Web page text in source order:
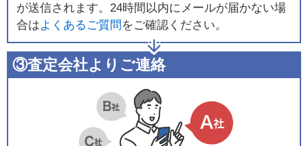
が送信されます。24時間以内にメールが届かない場
合はよくあるご質問 をご確認ください。
③査定会社よりご連絡